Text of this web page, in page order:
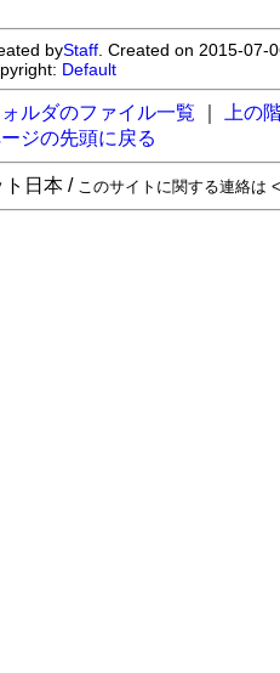
byStaff . Created on 2015-
Default
ルダのファイル一覧
上の
ジの先頭に戻る
ト日本 / このサイトに関する連絡は